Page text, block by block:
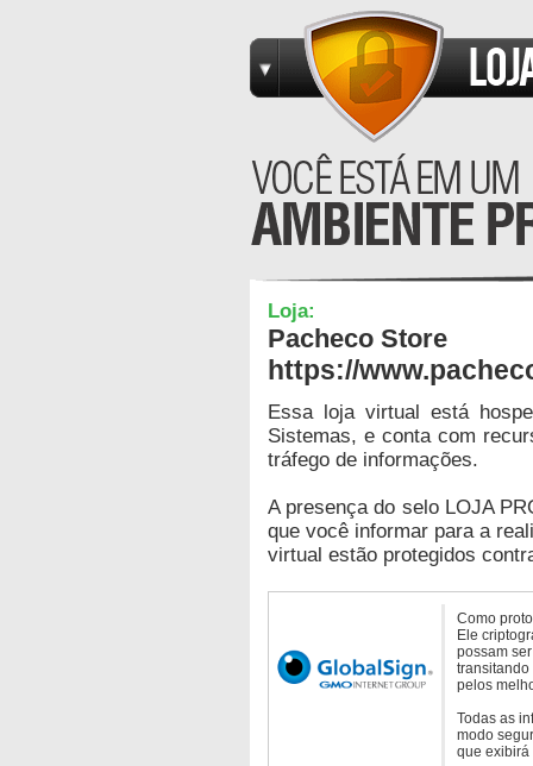
Loja:
Pacheco Store
https://
Essa loja virtual está
Sistemas, e conta com
tráfego de informações.
A presença do selo LOJA
que você informar para a
virtual estão protegidos
Como
Ele
possam
transitando
pelos
Todas as
modo
que exibirá